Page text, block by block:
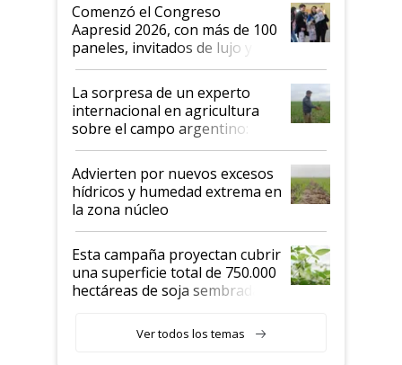
las mismas cosas de hace 50
años"
Comenzó el Congreso
Aapresid 2026, con más de 100
paneles, invitados de lujo y
todas las tendencias
La sorpresa de un experto
internacional en agricultura
sobre el campo argentino:
"Estoy muy impresionado"
Advierten por nuevos excesos
hídricos y humedad extrema en
la zona núcleo
Esta campaña proyectan cubrir
una superficie total de 750.000
hectáreas de soja sembradas
variedades que marcan un
salto tecnológico en genética y
Ver todos los temas